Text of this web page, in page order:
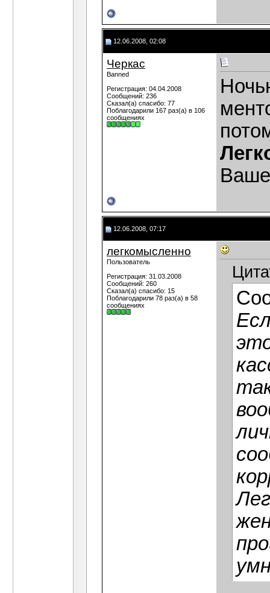
12.06.2008, 02:08
Черкас
Banned
Регистрация: 04.04.2008
Сообщений: 236
Сказал(а) спасибо: 77
Поблагодарили 167 раз(а) в 106
сообщениях
12.06.2008, 07:17
легкомысленно
Пользователь
Регистрация: 31.03.2008
Сообщений: 260
Сказал(а) спасибо: 15
Поблагодарили 78 раз(а) в 58
сообщениях